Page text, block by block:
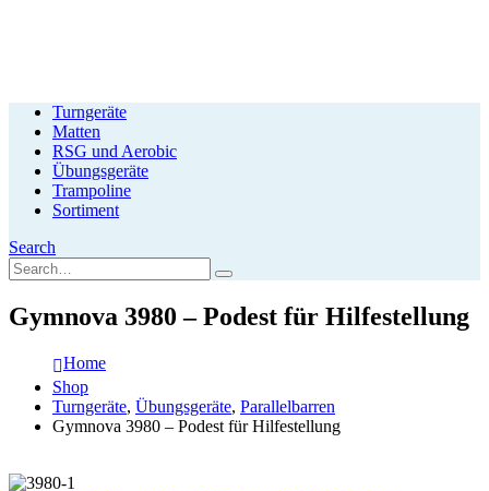
Turngeräte
Matten
RSG und Aerobic
Übungsgeräte
Trampoline
Sortiment
Search
Gymnova 3980 – Podest für Hilfestellung
Home
Shop
Turngeräte, Übungsgeräte, Parallelbarren
Gymnova 3980 – Podest für Hilfestellung